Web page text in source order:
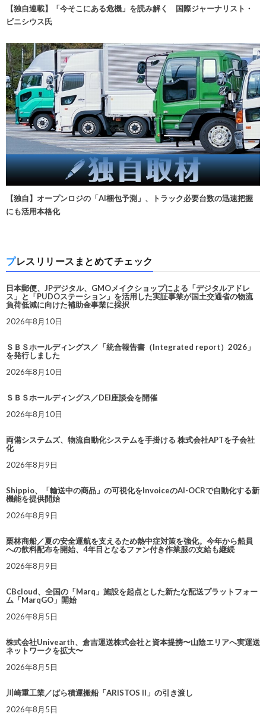
【独自連載】「今そこにある危機」を読み解く 国際ジャーナリスト・
ビニシウス氏
【独自】オープンロジの「AI梱包予測」、トラック必要台数の迅速把握
にも活用本格化
プレスリリースまとめてチェック
日本郵便、JPデジタル、GMOメイクショップによる「デジタルアドレ
ス」と「PUDOステーション」を活用した実証事業が国土交通省の物流
負荷低減に向けた補助金事業に採択
2026年8月10日
ＳＢＳホールディングス／「統合報告書（Integrated report）2026」
を発行しました
2026年8月10日
ＳＢＳホールディングス／DEI座談会を開催
2026年8月10日
両備システムズ、物流自動化システムを手掛ける 株式会社APTを子会社
化
2026年8月9日
Shippio、「輸送中の商品」の可視化をInvoiceのAI-OCRで自動化する新
機能を提供開始
2026年8月9日
栗林商船／夏の安全運航を支えるため熱中症対策を強化。今年から船員
への飲料配布を開始、4年目となるファン付き作業服の支給も継続
2026年8月9日
CBcloud、全国の「Marq」施設を起点とした新たな配送プラットフォー
ム「MarqGO」開始
2026年8月5日
株式会社Univearth、倉吉運送株式会社と資本提携〜山陰エリアへ実運送
ネットワークを拡大〜
2026年8月5日
川崎重工業／ばら積運搬船「ARISTOS II」の引き渡し
2026年8月5日